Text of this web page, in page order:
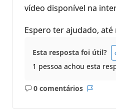
vídeo disponível na
Espero ter ajudado, até
Esta resposta foi útil?
1 pessoa achou esta
0 comentários
Sem